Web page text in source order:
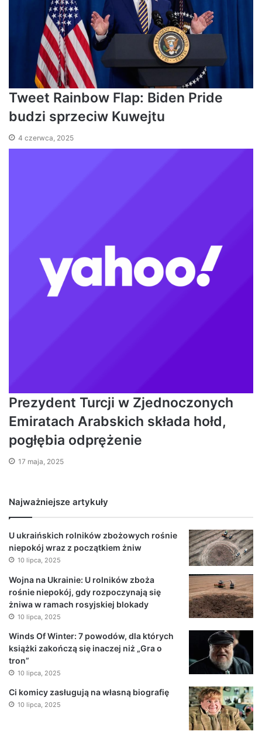
Tweet Rainbow Flap: Biden Pride
budzi sprzeciw Kuwejtu
4 czerwca, 2025
Prezydent Turcji w Zjednoczonych
Emiratach Arabskich składa hołd,
pogłębia odprężenie
17 maja, 2025
Najważniejsze artykuły
U ukraińskich rolników zbożowych rośnie
niepokój wraz z początkiem żniw
10 lipca, 2025
Wojna na Ukrainie: U rolników zboża
rośnie niepokój, gdy rozpoczynają się
żniwa w ramach rosyjskiej blokady
10 lipca, 2025
Winds Of Winter: 7 powodów, dla których
książki zakończą się inaczej niż „Gra o
tron”
10 lipca, 2025
Ci komicy zasługują na własną biografię
10 lipca, 2025